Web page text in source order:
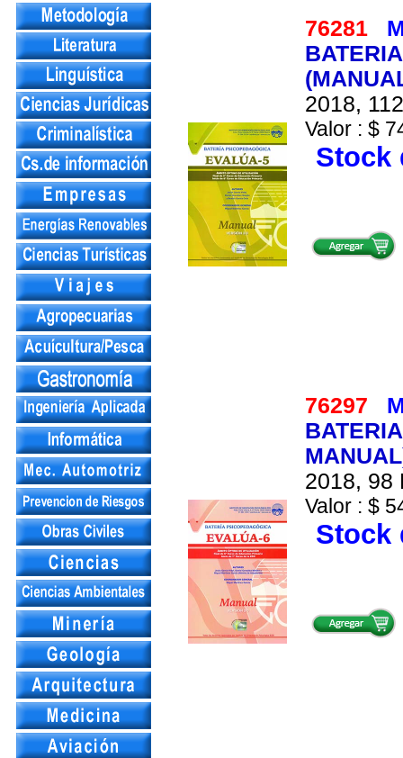
76281
2018,
Valor : $
Stock
76297
2018, 98
Valor : $
Stock